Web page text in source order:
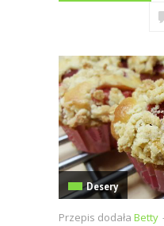
Desery
Przepis dodała Betty